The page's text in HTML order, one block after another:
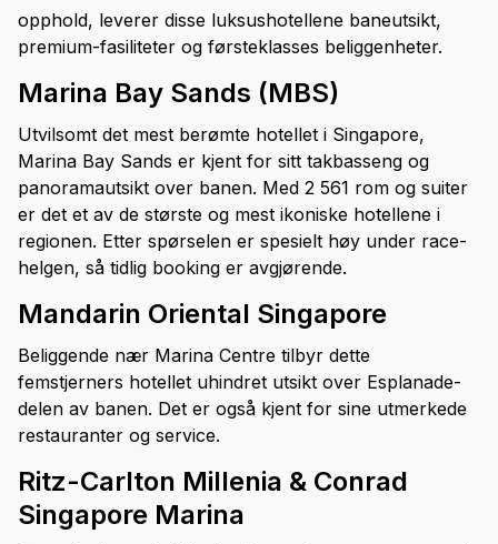
opphold, leverer disse luksushotellene baneutsikt,
premium-fasiliteter og førsteklasses beliggenheter.
Marina Bay Sands (MBS)
Utvilsomt det mest berømte hotellet i Singapore,
Marina Bay Sands er kjent for sitt takbasseng og
panoramautsikt over banen. Med 2 561 rom og suiter
er det et av de største og mest ikoniske hotellene i
regionen. Etter spørselen er spesielt høy under race-
helgen, så tidlig booking er avgjørende.
Mandarin Oriental Singapore
Beliggende nær Marina Centre tilbyr dette
femstjerners hotellet uhindret utsikt over Esplanade-
delen av banen. Det er også kjent for sine utmerkede
restauranter og service.
Ritz-Carlton Millenia & Conrad
Singapore Marina